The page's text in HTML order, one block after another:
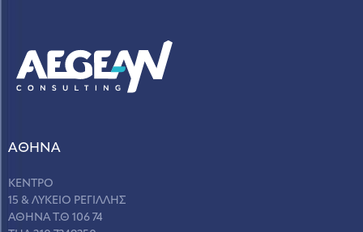
ΑΘΗΝΑ
ΚΕΝΤΡΟ
15 & ΛΥΚΕΙΟ ΡΕΓΙΛΛΗΣ
ΑΘΗΝΑ Τ.Θ 106 74